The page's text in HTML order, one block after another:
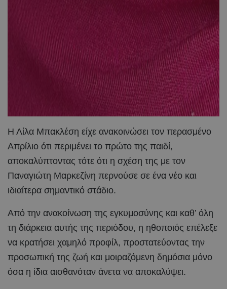
Η Λίλα Μπακλέση είχε ανακοινώσει τον περασμένο
Απρίλιο ότι περιμένει το πρώτο της παιδί,
αποκαλύπτοντας τότε ότι η σχέση της με τον
Παναγιώτη Μαρκεζίνη περνούσε σε ένα νέο και
ιδιαίτερα σημαντικό στάδιο.
Από την ανακοίνωση της εγκυμοσύνης και καθ’ όλη
τη διάρκεια αυτής της περιόδου, η ηθοποιός επέλεξε
να κρατήσει χαμηλό προφίλ, προστατεύοντας την
προσωπική της ζωή και μοιραζόμενη δημόσια μόνο
όσα η ίδια αισθανόταν άνετα να αποκαλύψει.